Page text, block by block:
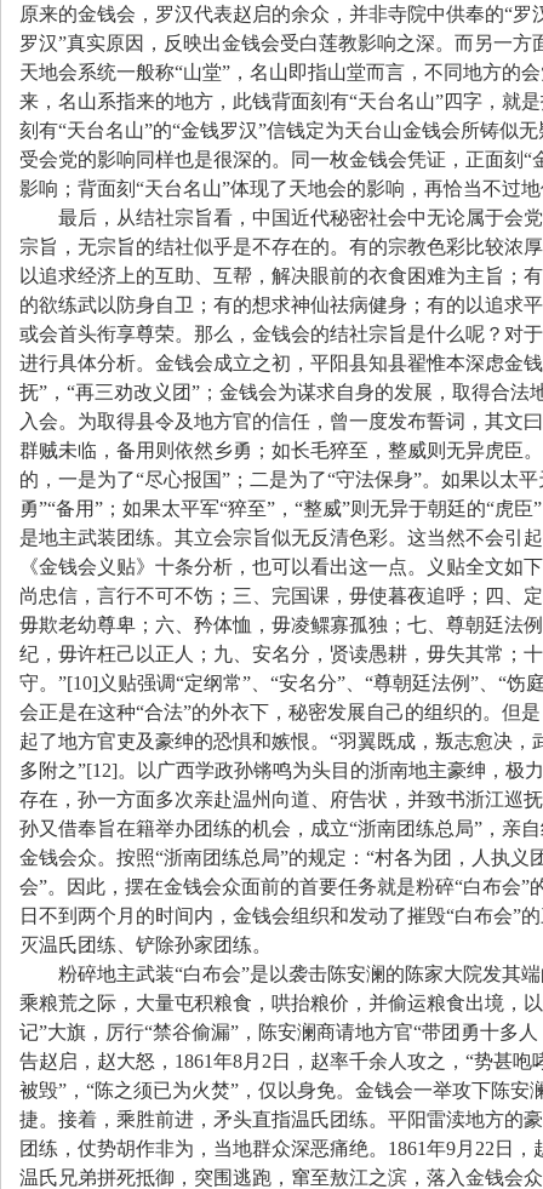
原来的金钱会，罗汉代表赵启的余众，并非寺院中供奉的“罗
罗汉”真实原因，反映出金钱会受白莲教影响之深。而另一
天地会系统一般称“山堂” ，名山即指山堂而言，不同地方的
来，名山系指来的地方，此钱背面刻有“天台名山”四字，就
刻有“天台名山”的“金钱罗汉”信钱定为天台山金钱会所铸似
受会党的影响同样也是很深的。同一枚金钱会凭证，正面刻 “
影响；背面刻 “天台名山”体现了天地会的影响，再恰当不过
最后，从结社宗旨看，中国近代秘密社会中无论属于会党
宗旨，无宗旨的结社似乎是不存在的。有的宗教色彩比较浓
以追求经济上的互助、互帮，解决眼前的衣食困难为主旨；
的欲练武以防身自卫；有的想求神仙祛病健身；有的以追求
或会首头衔享尊荣。那么，金钱会的结社宗旨是什么呢？对
进行具体分析。金钱会成立之初，平阳县知县翟惟本深虑金
抚” ， “再三劝改义团” ；金钱会为谋求自身的发展，取得合法
入会。为取得县令及地方官的信任，曾一度发布誓词，其文
群贼未临，备用则依然乡勇；如长毛猝至，整威则无异虎臣。
的，一是为了“尽心报国” ；二是为了“守法保身”。如果以太
勇”“备用” ；如果太平军“猝至” ， “整威”则无异于朝廷的“虎臣”
是地主武装团练。其立会宗旨似无反清色彩。这当然不会引
《金钱会义贴》十条分析，也可以看出这一点。义贴全文如
尚忠信，言行不可不饬；三、完国课，毋使暮夜追呼；四、
毋欺老幼尊卑；六、矜体恤，毋凌鳏寡孤独；七、尊朝廷法
纪，毋许枉己以正人；九、安名分，贤读愚耕，毋失其常；
守。 ”[10]义贴强调“定纲常” “安名分” “尊朝廷法例” “饬
会正是在这种“合法”的外衣下，秘密发展自己的组织的。但
起了地方官吏及豪绅的恐惧和嫉恨。 “羽翼既成，叛志愈决，
多附之”[12]。以广西学政孙锵鸣为头目的浙南地主豪绅，极
存在，孙一方面多次亲赴温州向道、府告状，并致书浙江巡
孙又借奉旨在籍举办团练的机会，成立“浙南团练总局” ，亲
金钱会众。按照“浙南团练总局”的规定： “村各为团，人执义
会”。因此，摆在金钱会众面前的首要任务就是粉碎“白布会”
日 不到两个月的时间内，金钱会组织和发动了摧毁“白布会”
灭温氏团练、铲除孙家团练。
粉碎地主武装“白布会”是以袭击陈安澜的陈家大院发其
乘粮荒之际，大量屯积粮食，哄抬粮价，并偷运粮食出境，
记”大旗，厉行“禁谷偷漏” ，陈安澜商请地方官“带团勇十多
告赵启，赵大怒， 1861年8月 2 日 ，赵率千余人攻之， “势甚咆
被毁” ， “陈之须已为火焚” ，仅以身免。金钱会一举攻下陈
捷。接着，乘胜前进，矛头直指温氏团练。平阳雷渎地方的
团练，仗势胡作非为，当地群众深恶痛绝。 1861年9月 22 日
温氏兄弟拼死抵御，突围逃跑，窜至敖江之滨，落入金钱会